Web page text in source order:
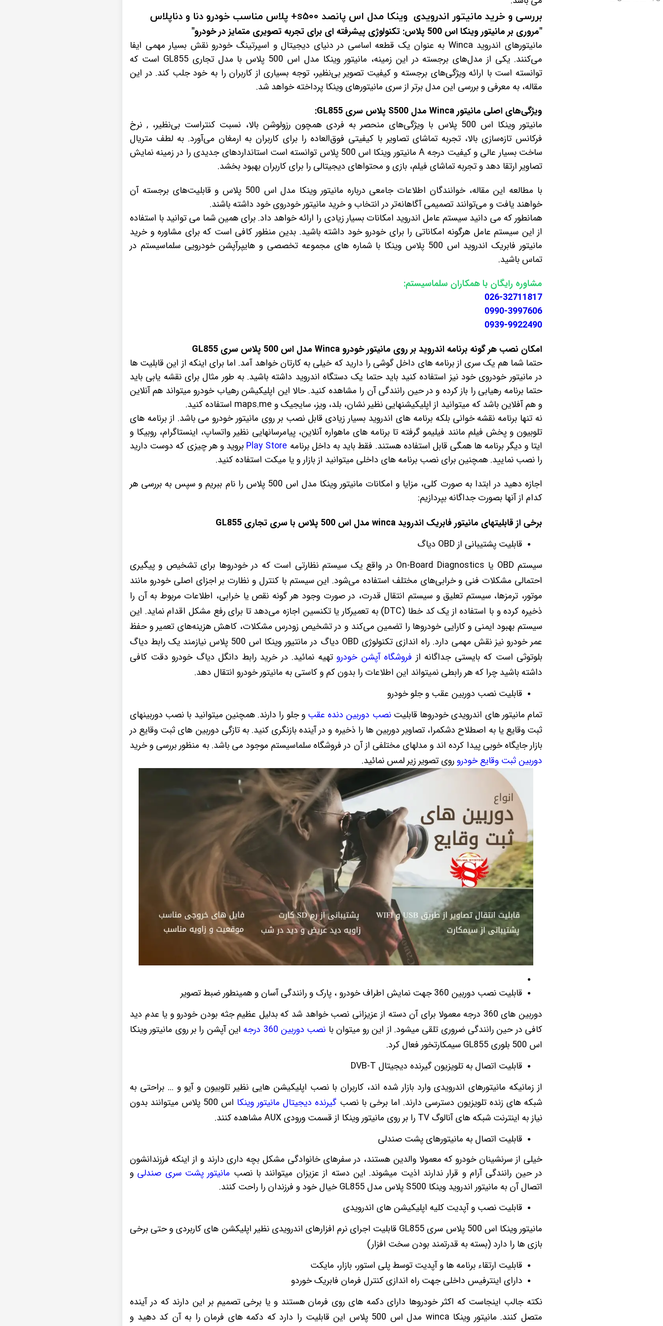
بررسی و خرید مانیتور اندرویدی وینکا مدل اس پانصد s500+ پلاس مناسب خودرو دنا و دناپلاس ​
"مروری بر مانیتور وینکا اس 500 پلاس: تکنولوژی پیشرفته ای برای تجربه تصویری متمایز در خودرو"
مانیتورهای اندروید Winca به عنوان یک قطعه اساسی در دنیای دیجیتال و اسپرتینگ خودرو نقش بسیار مهمی ایفا
می‌کنند. یکی از مدل‌های برجسته در این زمینه، مانیتور وینکا مدل اس 500 پلاس با مدل تجاری GL855 است که
توانسته است با ارائه ویژگی‌های برجسته و کیفیت تصویر بی‌نظیر، توجه بسیاری از کاربران را به خود جلب کند. در این
مقاله، به معرفی و بررسی این مدل برتر از سری مانیتورهای وینکا پرداخته خواهد شد.
ویژگی‌های اصلی مانیتور Winca مدل S500 پلاس سری GL855:
مانیتور وینکا اس 500 پلاس با ویژگی‌های منحصر به فردی همچون رزولوشن بالا، نسبت کنتراست بی‌نظیر، , نرخ
فرکانس تازه‌سازی بالا، تجربه تماشای تصاویر با کیفیتی فوق‌العاده را برای کاربران به ارمغان می‌آورد. به لطف متریال
ساخت بسیار عالی و کیفیت درجه A مانیتور وینکا اس 500 پلاس توانسته است استانداردهای جدیدی را در زمینه نمایش
تصاویر ارتقا دهد و تجربه تماشای فیلم، بازی و محتواهای دیجیتالی را برای کاربران بهبود بخشد.
با مطالعه این مقاله، خوانندگان اطلاعات جامعی درباره مانیتور وینکا مدل اس 500 پلاس و قابلیت‌های برجسته آن
خواهند یافت و می‌توانند تصمیمی آگاهانه‌تر در انتخاب و خرید مانیتور خودروی خود داشته باشند.
همانطور که می دانید سیستم عامل اندروید امکانات بسیار زیادی را ارائه خواهد داد. برای همین شما می توانید با استفاده
از این سیستم عامل هرگونه امکاناتی را برای خودرو خود داشته باشید. بدین منظور کافی است که برای مشاوره و خرید
مانیتور فابریک اندروید اس 500 پلاس وینکا با شماره های مجموعه تخصصی و هایپرآپشن خودرویی سلماسیستم در
تماس باشید.
مشاوره رایگان با همکاران سلماسیستم:
026-32711817
0990-3997606
0939-9922490
امکان نصب هر گونه برنامه اندروید بر روی مانیتور خودرو Winca مدل اس 500 پلاس سری GL855
حتما شما هم یک سری از برنامه های داخل گوشی را دارید که خیلی به کارتان خواهد آمد. اما برای اینکه از این قابلیت ها
در مانیتور خودروی خود نیز استفاده کنید باید حتما یک دستگاه اندروید داشته باشید. به طور مثال برای نقشه یابی باید
حتما برنامه رهیابی را باز کرده و در حین رانندگی آن را مشاهده کنید. حالا این اپلیکیشن رهیاب خودرو میتواند هم آنلاین
و هم آفلاین باشد که میتوانید از اپلیکیشنهایی نظیر نشان، بلد، ویز، سایجیک و maps.me استفاده کنید.
نه تنها برنامه نقشه خوانی بلکه برنامه های اندروید بسیار زیادی قابل نصب بر روی مانیتور خودرو می باشد. از برنامه های
تلوبیون و پخش فیلم مانند فیلیمو گرفته تا برنامه های ماهواره آنلاین، پیامرسانهایی نظیر واتساپ، اینستاگرام، روبیکا و
ایتا و دیگر برنامه ها همگی قابل استفاده هستند. فقط باید به داخل برنامه Play Store بروید و هر چیزی که دوست دارید
را نصب نمایید. همچنین برای نصب برنامه های داخلی میتوانید از بازار و یا میکت استفاده کنید.
اجازه دهید در ابتدا به صورت کلی، مزایا و امکانات مانیتور وینکا مدل اس 500 پلاس را نام ببریم و سپس به بررسی هر
کدام از آنها بصورت جداگانه بپردازیم:
برخی از قابلیتهای مانیتور فابریک اندروید winca مدل اس 500 پلاس با سری تجاری GL855
قابلیت پشتیبانی از OBD دیاگ
سیستم OBD یا On-Board Diagnostics در واقع یک سیستم نظارتی است که در خودروها برای تشخیص و پیگیری
احتمالی مشکلات فنی و خرابی‌های مختلف استفاده می‌شود. این سیستم با کنترل و نظارت بر اجزای اصلی خودرو مانند
موتور، ترمزها، سیستم تعلیق و سیستم انتقال قدرت، در صورت وجود هر گونه نقص یا خرابی، اطلاعات مربوط به آن را
ذخیره کرده و با استفاده از یک کد خطا (DTC) به تعمیرکار یا تکنسین اجازه می‌دهد تا برای رفع مشکل اقدام نماید. این
سیستم بهبود ایمنی و کارایی خودروها را تضمین می‌کند و در تشخیص زودرس مشکلات، کاهش هزینه‌های تعمیر و حفظ
عمر خودرو نیز نقش مهمی دارد. راه اندازی تکنولوژی OBD دیاگ در مانتیور وینکا اس 500 پلاس نیازمند یک رابط دیاگ
بلوتوثی است که بایستی جداگانه از فروشگاه آپشن خودرو تهیه نمائید. در خرید رابط دانگل دیاگ خودرو دقت کافی
داشته باشید چرا که هر رابطی نمیتواند این اطلاعات را بدون کم و کاستی به مانیتور خودرو انتقال دهد.
قابلیت نصب دوربین عقب و جلو خودرو
تمام مانیتور های اندرویدی خودروها قابلیتنصب دوربین دنده عقب و جلو را دارند. همچنین میتوانید با نصب دوربینهای
ثبت وقایع یا به اصطلاح دشکمرا، تصاویر دوربین ها را ذخیره و در آینده بازنگری کنید. به تازگی دوربین های ثبت وقایع در
بازار جایگاه خوبی پیدا کرده اند و مدلهای مختلفی از آن در فروشگاه سلماسیستم موجود می باشد. به منظور بررسی و خرید
دوربین ثبت وقایع خودرو روی تصویر زیر لمس نمائید.
قابلیت نصب دوربین 360 جهت نمایش اطراف خودرو ، پارک و رانندگی آسان و همینطور ضبط تصویر
دوربین های 360 درجه معمولا برای آن دسته از عزیزانی نصب خواهد شد که بدلیل عظیم جثه بودن خودرو و یا عدم دید
کافی در حین رانندگی ضروری تلقی میشود. از این رو میتوان با نصب دوربین 360 درجه
این آپشن را بر روی مانیتور وینکا
اس 500 بلوری GL855 سیمکارتخور فعال کرد.
قابلیت اتصال به تلویزیون گیرنده دیجیتال DVB-T
از زمانیکه مانیتورهای اندرویدی وارد بازار شده اند، کاربران با نصب اپلیکیشن هایی نظیر تلوبیون و آیو و ... براحتی به
شبکه های زنده تلویزیون دسترسی دارند. اما برخی با نصب گیرنده دیجیتال مانیتور وینکا
اس 500 پلاس میتوانند بدون
نیاز به اینترنت شبکه های آنالوگ TV را بر روی مانیتور وینکا از قسمت ورودی AUX مشاهده کنند.
قابلیت اتصال به مانیتورهای پشت صندلی
خیلی از سرنشینان خودرو که معمولا والدین هستند، در سفرهای خانوادگی مشکل بچه داری دارند و از اینکه فرزندانشون
در حین رانندگی آرام و قرار ندارند اذیت میشوند. این دسته از عزیزان میتوانند با نصب مانیتور پشت سری صندلی و
اتصال آن به مانیتور اندروید وینکا S500 پلاس مدل GL855 خیال خود و فرزندان را راحت کنند.
قابلیت نصب و آپدیت کلیه اپلیکیشن های اندرویدی
مانیتور وینکا اس 500 پلاس سری GL855 قابلیت اجرای نرم افزارهای اندرویدی نظیر اپلیکشن های کاربردی و حتی برخی
بازی ها را دارد (بسته به قدرتمند بودن سخت افزار)
قابلیت ارتقاء برنامه ها و آپدیت توسط پلی استور، بازار، مایکت
دارای اینترفیس داخلی جهت راه اندازی کنترل فرمان فابریک خوردو
نکته جالب اینجاست که اکثر خودروها دارای دکمه های روی فرمان هستند و یا برخی تصمیم بر این دارند که در آینده
متصل کنند. مانیتور وینکا winca مدل اس 500 پلاس این قابلیت را دارد که دکمه های فرمان را به آن کد دهید و